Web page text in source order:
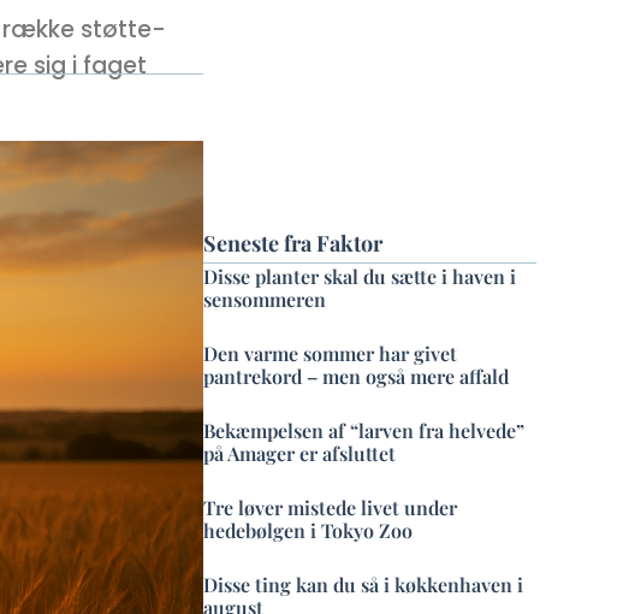
række støtte-
sig i faget
Seneste fra Faktor
Disse planter skal du sætte i haven i
sensommeren
Den varme sommer har givet
pantrekord – men også mere affald
Bekæmpelsen af “larven fra helvede”
på Amager er afsluttet
Tre løver mistede livet under
hedebølgen i Tokyo Zoo
Disse ting kan du så i køkkenhaven i
august